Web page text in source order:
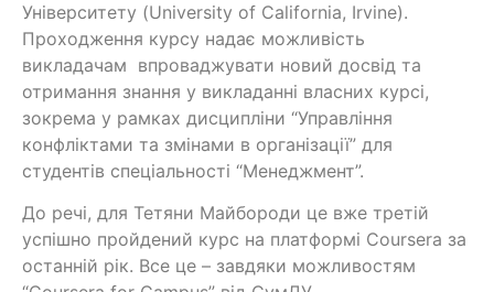
Університету (University of California, Irvine).
Проходження курсу надає можливість
викладачам впроваджувати новий досвід та
отримання знання у викладанні власних курсі,
зокрема у рамках дисципліни “Управління
конфліктами та змінами в організації” для
студентів спеціальності “Менеджмент”.
До речі, для Тетяни Майбороди це вже третій
успішно пройдений курс на платформі Coursera за
останній рік. Все це – завдяки можливостям